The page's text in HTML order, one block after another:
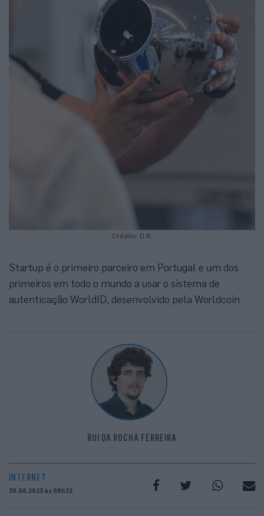
Crédito: D.R.
Startup é o primeiro parceiro em Portugal e um dos
primeiros em todo o mundo a usar o sistema de
autenticação WorldID, desenvolvido pela Worldcoin
RUI DA ROCHA FERREIRA
INTERNET
30.06.2023 às 09h22